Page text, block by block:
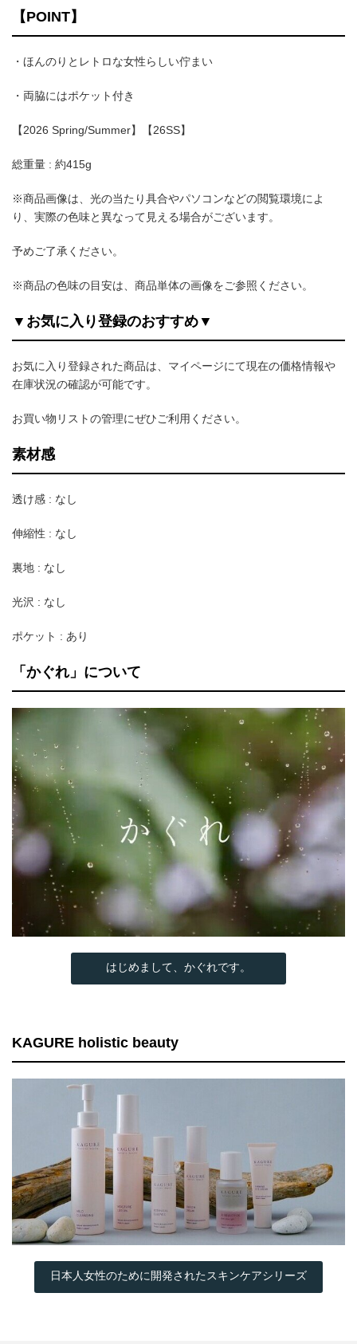
【POINT】
・ほんのりとレトロな女性らしい佇まい
・両脇にはポケット付き
【2026 Spring/Summer】【26SS】
総重量 : 約415g
※商品画像は、光の当たり具合やパソコンなどの閲覧環境によ
り、実際の色味と異なって見える場合がございます。
予めご了承ください。
※商品の色味の目安は、商品単体の画像をご参照ください。
▼お気に入り登録のおすすめ▼
お気に入り登録された商品は、マイページにて現在の価格情報や
在庫状況の確認が可能です。
お買い物リストの管理にぜひご利用ください。
素材感
透け感 : なし
伸縮性 : なし
裏地 : なし
光沢 : なし
ポケット : あり
「かぐれ」について
はじめまして、かぐれです。
KAGURE holistic beauty
日本人女性のために開発されたスキンケアシリーズ